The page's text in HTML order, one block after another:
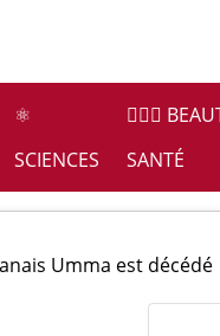
⚛️
SCIENCES
👩🏻‍⚕️
SANTÉ
Umma est décédé